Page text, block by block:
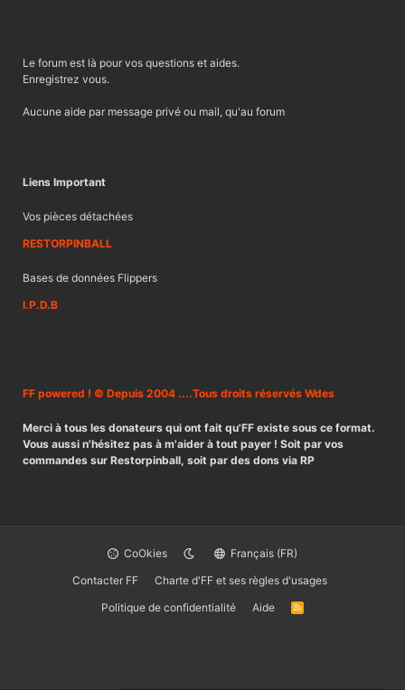
Le forum est là pour vos questions et aides.
Enregistrez vous.
Aucune aide par message privé ou mail, qu'au forum
Liens Important
Vos pièces détachées
RESTORPINBALL
Bases de données Flippers
I.P.D.B
FF powered ! © Depuis 2004 ....Tous droits réservés Wdes
Merci à tous les donateurs qui ont fait qu'FF existe sous ce format.
Vous aussi n'hésitez pas à m'aider à tout payer ! Soit par vos
commandes sur Restorpinball, soit par des dons via RP
CoOkies
Français (FR)
Contacter FF
Charte d'FF et ses règles d'usages
Politique de confidentialité
Aide
R